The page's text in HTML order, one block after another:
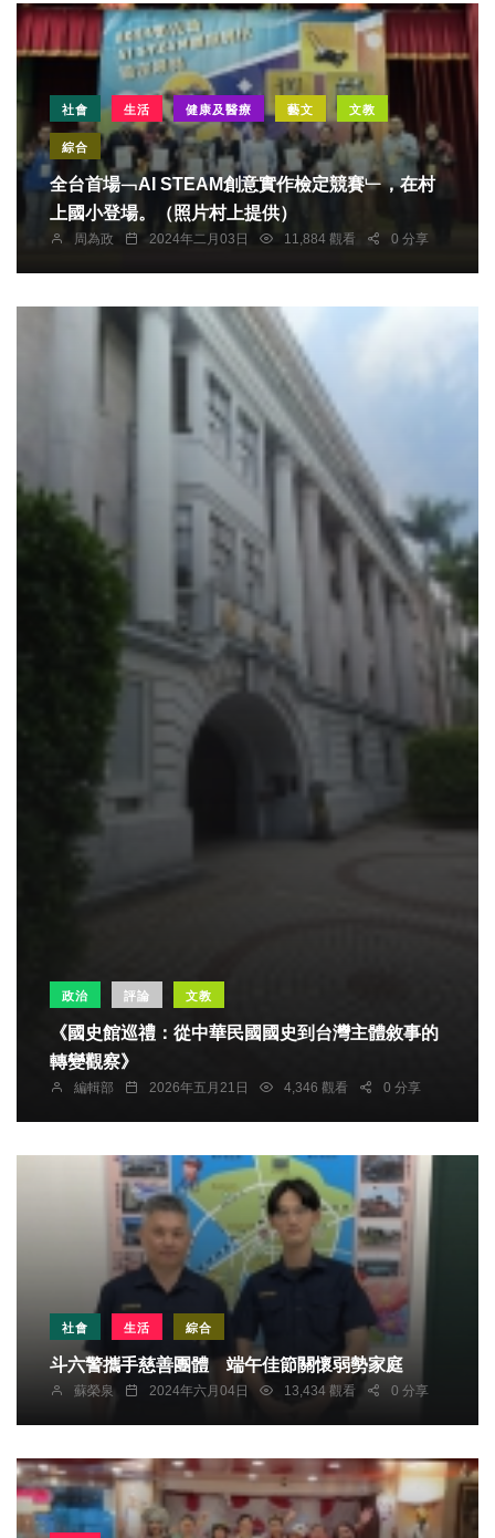
社會 生活 健康及醫療 藝文 文教
綜合
全台首場﹁AI STEAM創意實作檢定競賽﹂，在村
上國小登場。（照片村上提供）
周為政 2024年二月03日 11,884 觀看 0 分享
政治 評論 文教
《國史館巡禮：從中華民國國史到台灣主體敘事的
轉變觀察》
編輯部 2026年五月21日 4,346 觀看 0 分享
社會 生活 綜合
斗六警攜手慈善團體 端午佳節關懷弱勢家庭
蘇榮泉 2024年六月04日 13,434 觀看 0 分享